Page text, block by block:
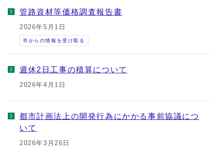
管路資材等価格調査報告書
2026年5月1日
市からの情報を受け取る
週休2日工事の積算について
2026年4月1日
都市計画法上の開発行為にかかる事前協議につ
いて
2026年3月26日